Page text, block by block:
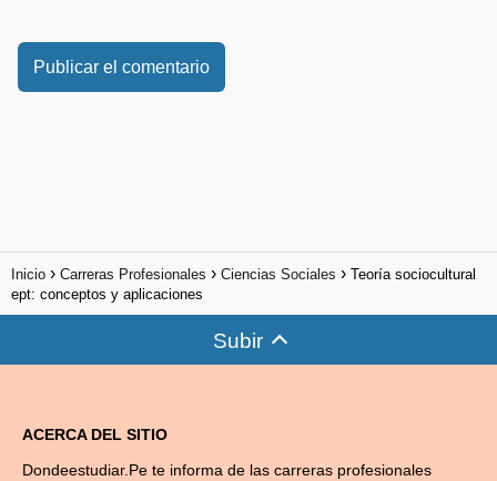
Inicio Carreras Profesionales Ciencias Sociales
Teoría sociocultural
ept: conceptos y aplicaciones
Subir
ACERCA DEL SITIO
Dondeestudiar.Pe te informa de las carreras profesionales